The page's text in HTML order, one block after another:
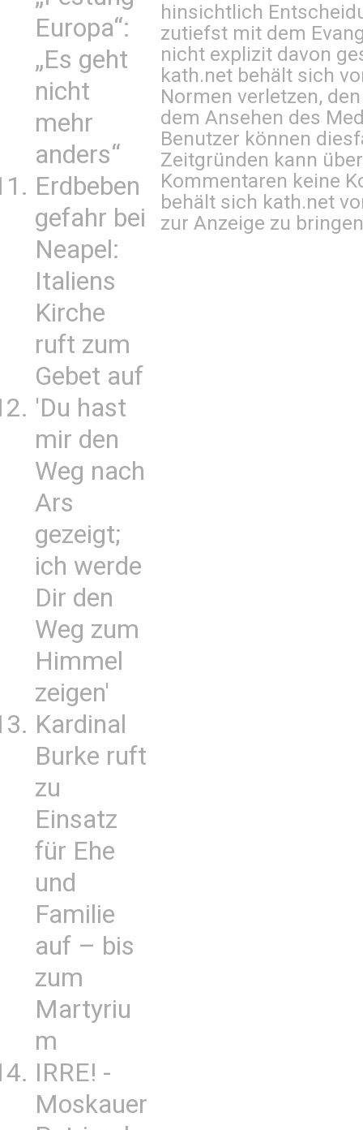
Europa“:
„Es geht
nicht
mehr
anders“
Erdbeben
gefahr bei
Neapel:
Italiens
Kirche
ruft zum
Gebet auf
'Du hast
mir den
Weg nach
Ars
gezeigt;
ich werde
Dir den
Weg zum
Himmel
zeigen'
Kardinal
Burke ruft
zu
Einsatz
für Ehe
und
Familie
auf – bis
zum
Martyriu
m
IRRE! -
Moskauer
hinsichtlich
zutiefst mit dem
nicht explizit davon
kath.net behält sich
Normen verletzen,
dem Ansehen des
Benutzer können
Zeitgründen kann
Kommentaren keine
behält sich kath.net
zur Anzeige zu